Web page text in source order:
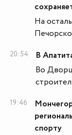
На
20:54
В
Во
19:46
спорту